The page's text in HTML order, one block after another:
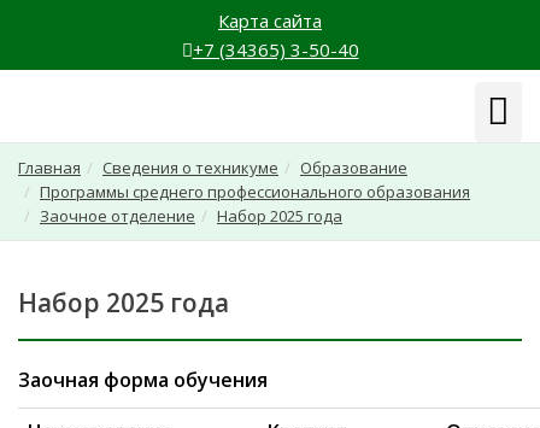
Карта сайта
+7 (34365) 3-50-40
Главная Сведения о техникуме
Образование
Программы среднего профессионального образования
Заочное отделение
Набор 2025 года
Набор 2025 года
Заочная форма обучения